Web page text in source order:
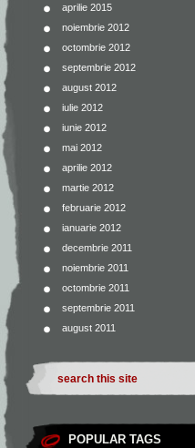
aprilie 2015
noiembrie 2012
octombrie 2012
septembrie 2012
august 2012
iulie 2012
iunie 2012
mai 2012
aprilie 2012
martie 2012
februarie 2012
ianuarie 2012
decembrie 2011
noiembrie 2011
octombrie 2011
septembrie 2011
august 2011
POPULAR TAGS